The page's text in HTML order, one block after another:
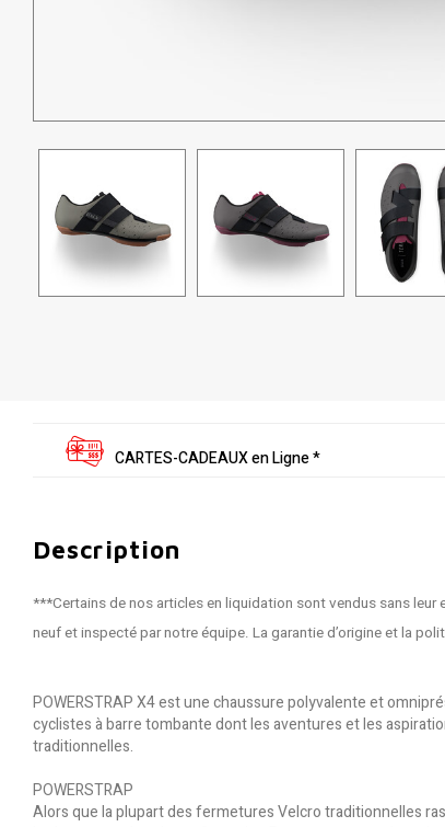
CARTES-CADEAUX en Ligne *
Description
***Certains de nos articles en liquidation sont vendus sans leur
neuf et inspecté par notre équipe. La garantie d’origine et la
POWERSTRAP X4 est une chaussure polyvalente et
cyclistes à barre tombante dont les aventures et les
traditionnelles.
POWERSTRAP
Alors que la plupart des fermetures Velcro traditionnelles